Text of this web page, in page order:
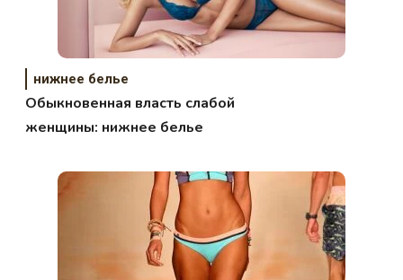
нижнее белье
Обыкновенная власть слабой
женщины: нижнее белье